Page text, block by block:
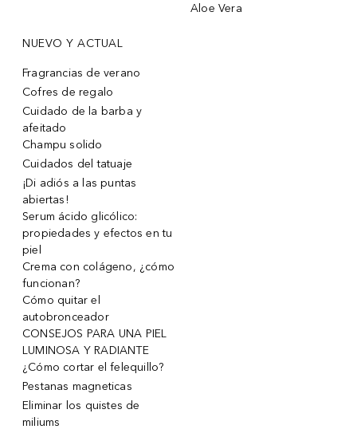
Aloe Vera
NUEVO Y ACTUAL
Fragrancias de verano
Cofres de regalo
Cuidado de la barba y
afeitado
Champu solido
Cuidados del tatuaje
¡Di adiós a las puntas
abiertas!
Serum ácido glicólico:
propiedades y efectos en tu
piel
Crema con colágeno, ¿cómo
funcionan?
Cómo quitar el
autobronceador
CONSEJOS PARA UNA PIEL
LUMINOSA Y RADIANTE
¿Cómo cortar el felequillo?
Pestanas magneticas
Eliminar los quistes de
miliums